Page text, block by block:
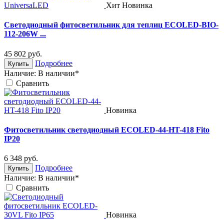
Хит Новинка
Светодиодный фитосветильник для теплиц ECOLED-BIO-
112-206W ...
45 802 руб.
Купить
Подробнее
Наличие: В наличии*
Cравнить
Новинка
Фитосветильник светодиодный ECOLED-44-HT-418 Fito
IP20
6 348 руб.
Купить
Подробнее
Наличие: В наличии*
Cравнить
Новинка